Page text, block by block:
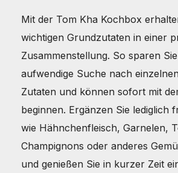
Mit der Tom Kha Kochbox
wichtigen Grundzutaten in einer
Zusammenstellung. So sparen
aufwendige Suche nach
Zutaten und können sofort mit
beginnen. Ergänzen Sie lediglich
wie Hähnchenfleisch, Garnelen,
Champignons oder anderes
und genießen Sie in kurzer Zeit